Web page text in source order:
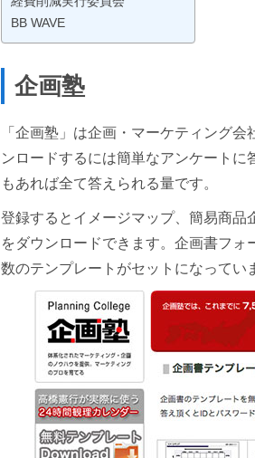
BB WAVE
企画塾
「企画塾」は企画・マーケティング
ンロードするには簡単なアンケート
もあれば全て答えられる量です。
登録するとイメージマップ、簡易商品
をダウンロードできます。企画書フ
数のテンプレートがセットになってい